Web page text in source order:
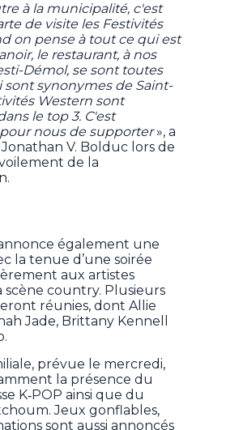
à la municipalité, c'est
de visite les Festivités
on pense à tout ce qui est
le restaurant, à nos
Démol, se sont toutes
sont synonymes de Saint-
Western sont
le top 3. C'est
nous de supporter», a
Jonathan V. Bolduc lors de
de la
également une
la tenue d’une soirée
aux artistes
scène country. Plusieurs
réunies, dont Allie
Jade, Brittany Kennell
prévue le mercredi,
la présence du
K‑POP ainsi que du
Jeux gonflables,
sont aussi annoncés